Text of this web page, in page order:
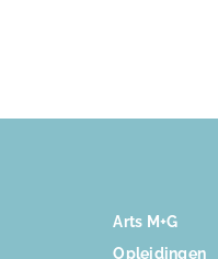
Arts M+G
Opleidingen